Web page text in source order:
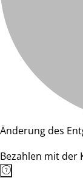
Änderung des
Bezahlen mit der